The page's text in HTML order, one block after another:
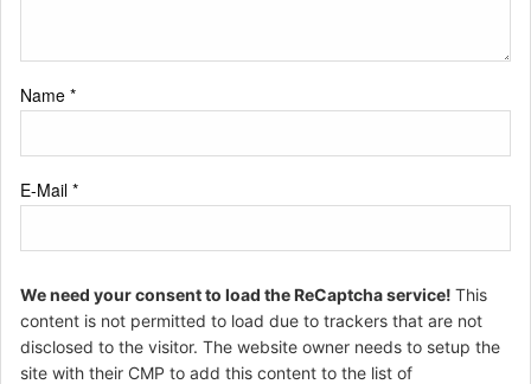
Name *
E-Mail *
We need your consent to load the ReCaptcha service! This
content is not permitted to load due to trackers that are not
disclosed to the visitor. The website owner needs to setup the
site with their CMP to add this content to the list of